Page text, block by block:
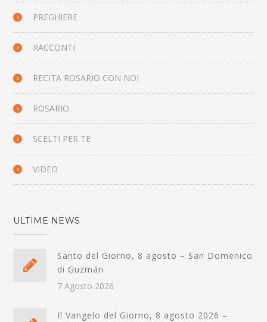
PREGHIERE
RACCONTI
RECITA ROSARIO CON NOI
ROSARIO
SCELTI PER TE
VIDEO
ULTIME NEWS
Santo del Giorno, 8 agosto – San Domenico
di Guzmán
7 Agosto 2026
Il Vangelo del Giorno, 8 agosto 2026 –